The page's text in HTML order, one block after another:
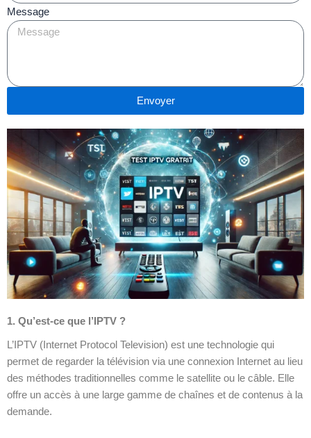
Message
Envoyer
1. Qu’est-ce que l’IPTV ?
L’IPTV (Internet Protocol Television) est une technologie qui
permet de regarder la télévision via une connexion Internet au lieu
des méthodes traditionnelles comme le satellite ou le câble. Elle
offre un accès à une large gamme de chaînes et de contenus à la
demande.